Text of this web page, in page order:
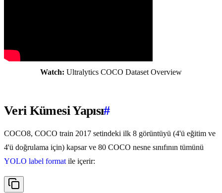
Watch: Ultralytics COCO Dataset Overview
Veri Kümesi Yapısı#
COCO8, COCO train 2017 setindeki ilk 8 görüntüyü (4'ü eğitim ve
4'ü doğrulama için) kapsar ve 80 COCO nesne sınıfının tümünü
YOLO label format ile içerir: